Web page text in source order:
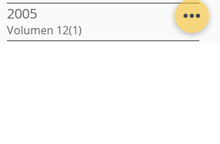
2005
Volumen 12(1)